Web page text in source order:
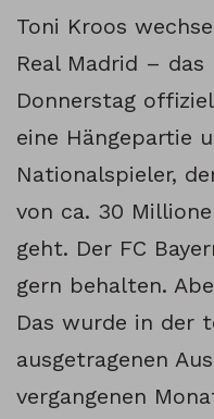
Toni Kroos
Real Madrid –
Donnerstag
eine Hängepartie
Nationalspieler,
von ca. 30
geht. Der FC
gern behalten.
Das wurde in der
ausgetragenen
vergangenen